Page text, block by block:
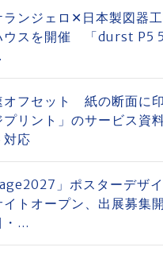
ランジェロ✕日本製図器
ウスを開催 「durst P5
オフセット 紙の断面に
プリント」のサービス資
対応
」ポスターデザ
イトオープン、出展募
・...